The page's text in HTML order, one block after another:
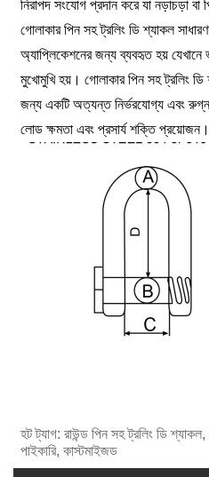
নিরাপদ সংযোগ প্রদান করে যা নড়াচড়া বা
গোলাকার পিন সহ ট্রলিং ডি শ্যাকল
অ্যাপ্লিকেশনের জন্য ব্যবহৃত হয় যেখানে
মুখোমুখি হয়। গোলাকার পিন সহ ট্রলিং
জন্য একটি অত্যন্ত নির্ভরযোগ্য এবং রুগ্ন
লোড ক্ষমতা এবং প্রসার্য শক্তি প্রয়োজন।
হট ট্যাগ: রাউন্ড পিন সহ ট্রলিং ডি
পাইকারি, কাস্টমাইজড